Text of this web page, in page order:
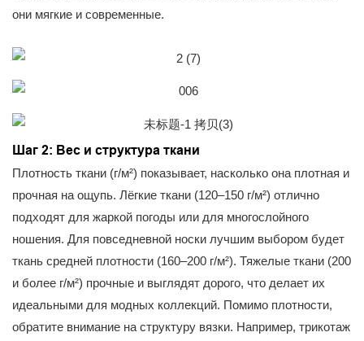
они мягкие и современные.
Шаг 2: Вес и структура ткани
Плотность ткани (г/м²) показывает, насколько она плотная и
прочная на ощупь. Лёгкие ткани (120–150 г/м²) отлично
подходят для жаркой погоды или для многослойного
ношения. Для повседневной носки лучшим выбором будет
ткань средней плотности (160–200 г/м²). Тяжелые ткани (200
и более г/м²) прочные и выглядят дорого, что делает их
идеальными для модных коллекций. Помимо плотности,
обратите внимание на структуру вязки. Например, трикотаж